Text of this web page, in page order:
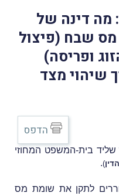
מה דינה של
שבח (פיצול
ופריסה)
שיהוי מצד
בית-המשפט המחוזי
)
.
לתקן את שומת מס